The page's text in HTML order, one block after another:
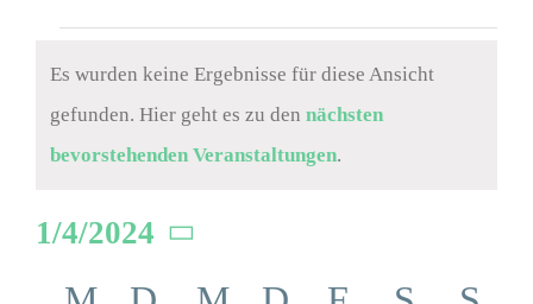
Veranstaltungen
Hinweis
Es wurden keine Ergebnisse für diese Ansicht
gefunden. Hier geht es zu den nächsten
bevorstehenden Veranstaltungen.
1/4/2024